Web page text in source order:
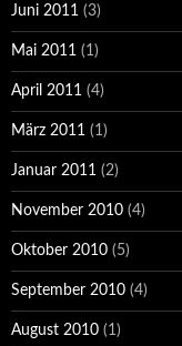
Juni 2011 (3)
Mai 2011 (1)
April 2011 (4)
März 2011 (1)
Januar 2011 (2)
November 2010 (4)
Oktober 2010 (5)
September 2010 (4)
August 2010 (1)